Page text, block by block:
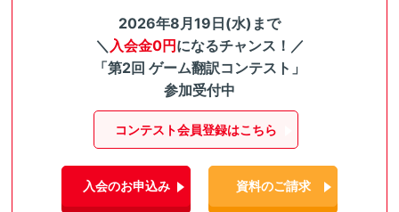
2026年8月19日(水)まで
＼ 入会金0円になるチャンス！／
「第2回 ゲーム翻訳コンテスト」
参加受付中
コンテスト会員登録はこちら
入会のお申込み 資料のご請求